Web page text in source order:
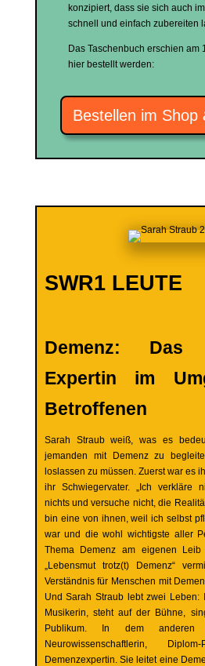
konzipiert, dass sie sich auch
schnell und einfach zubereiten
Das Taschenbuch erschien am
hier bestellt werden:
Bestellen im Shop
SWR1 LEUTE
Demenz:
Expertin im
Betroffenen
Sarah Straub weiß, was es
jemanden mit Demenz zu
loslassen zu müssen. Zuerst war es
ihr Schwiegervater. „Ich verkläre
nichts und versuche nicht, die
bin eine von ihnen, weil ich selbst
war und die wohl wichtigste aller
Thema Demenz am eigenen Leib
„Lebensmut trotz(t) Demenz“
Verständnis für Menschen mit
Und Sarah Straub lebt zwei Leben:
Musikerin, steht auf der Bühne,
Publikum. In dem
Neurowissenschaftlerin,
Demenzexpertin. Sie leitet eine